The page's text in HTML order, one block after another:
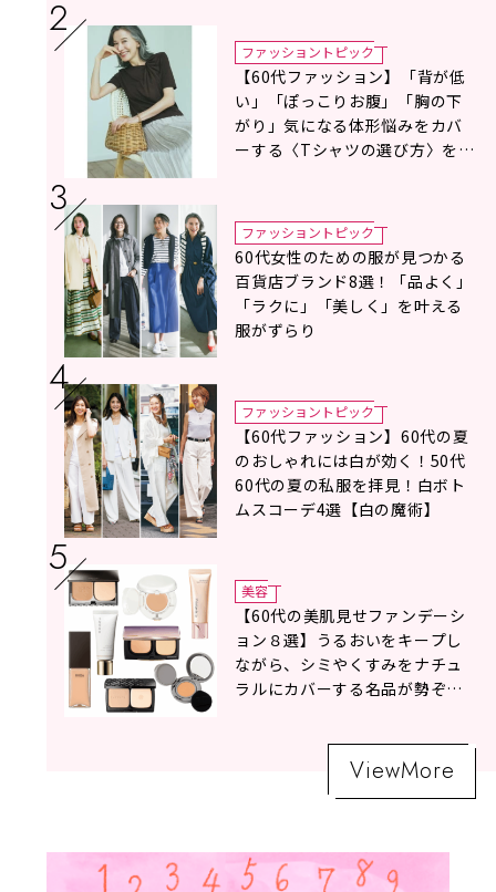
ファッショントピック
【60代ファッション】「背が低
い」「ぽっこりお腹」「胸の下
がり」気になる体形悩みをカバ
ーする〈Tシャツの選び方〉をス
ファッショントピック
60代女性のための服が見つかる
百貨店ブランド8選！「品よく」
「ラクに」「美しく」を叶える
服がずらり
ファッショントピック
【60代ファッション】60代の夏
のおしゃれには白が効く！50代
60代の夏の私服を拝見！白ボト
ムスコーデ4選【白の魔術】
美容
【60代の美肌見せファンデーシ
ョン８選】うるおいをキープし
ながら、シミやくすみをナチュ
ラルにカバーする名品が勢ぞろ
ViewMore